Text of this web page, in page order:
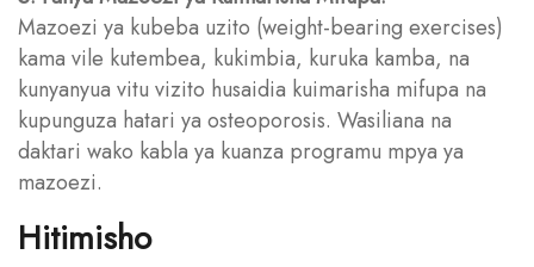
Mazoezi ya kubeba uzito (weight-bearing exercises)
kama vile kutembea, kukimbia, kuruka kamba, na
kunyanyua vitu vizito husaidia kuimarisha mifupa na
kupunguza hatari ya osteoporosis. Wasiliana na
daktari wako kabla ya kuanza programu mpya ya
mazoezi.
Hitimisho